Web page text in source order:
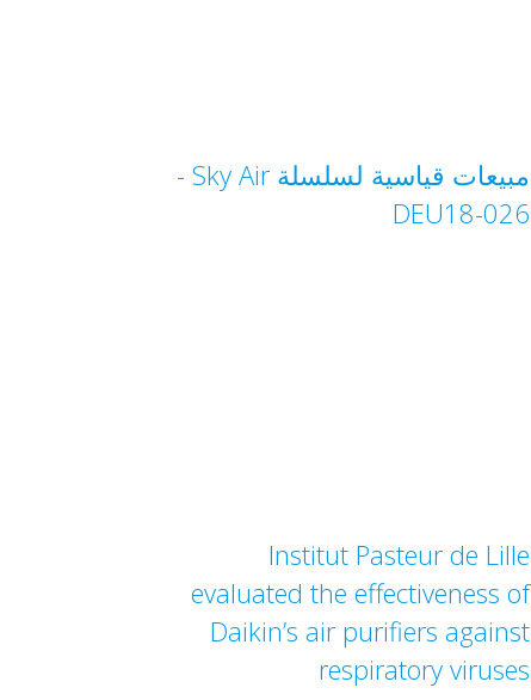
مبيعات قياسية لسلسلة Sky Air‏ -
DEU18-026
Institut Pasteur de Lille
evaluated the effectiveness of
Daikin’s air purifiers against
respiratory viruses